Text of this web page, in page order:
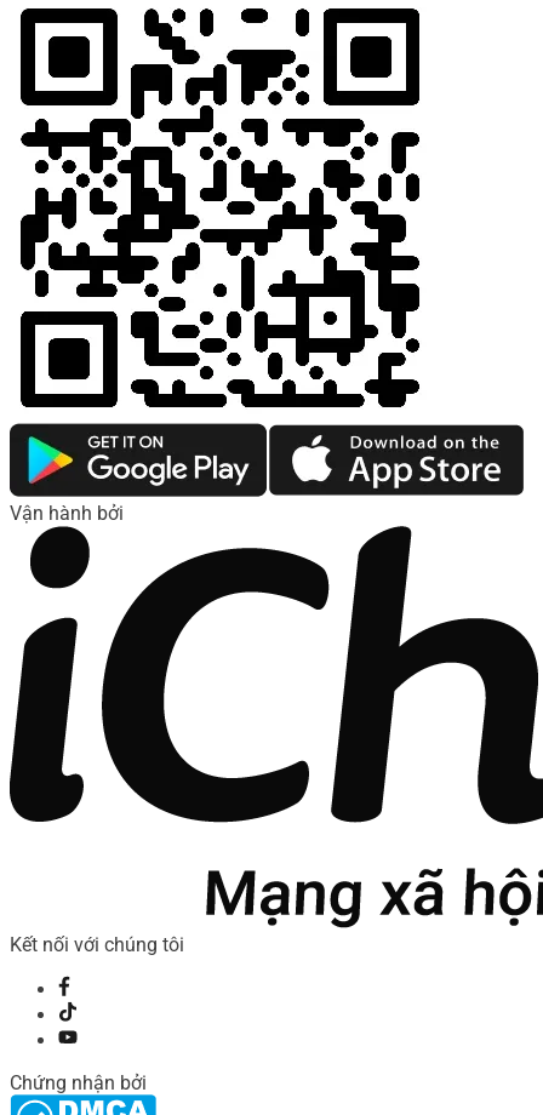
Vận hành bởi
Kết nối với chúng tôi
Chứng nhận bởi